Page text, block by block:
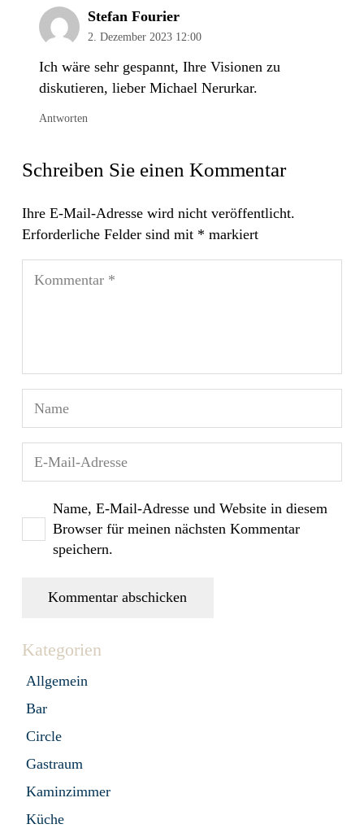
Stefan Fourier
2. Dezember 2023 12:00
Ich wäre sehr gespannt, Ihre Visionen zu
diskutieren, lieber Michael Nerurkar.
Antworten
Schreiben Sie einen Kommentar
Ihre E-Mail-Adresse wird nicht veröffentlicht.
Erforderliche Felder sind mit * markiert
Name, E-Mail-Adresse und Website in diesem
Browser für meinen nächsten Kommentar
speichern.
Kommentar abschicken
Kategorien
Allgemein
Bar
Circle
Gastraum
Kaminzimmer
Küche